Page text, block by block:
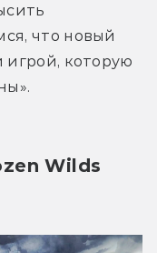
что новый
которую
Wilds